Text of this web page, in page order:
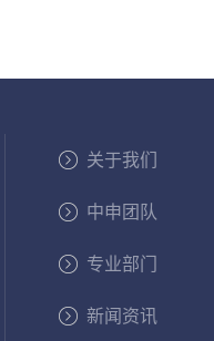
关于我们
中申团队
专业部门
新闻资讯